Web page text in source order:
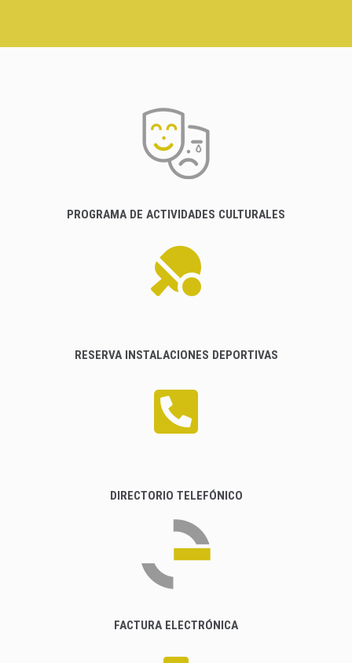
PROGRAMA DE ACTIVIDADES CULTURALES
RESERVA INSTALACIONES DEPORTIVAS
DIRECTORIO TELEFÓNICO
FACTURA ELECTRÓNICA